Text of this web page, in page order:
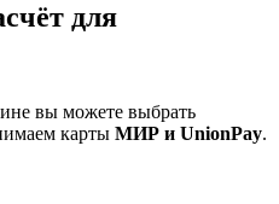
для
вы можете выбрать
карты МИР и UnionPay.